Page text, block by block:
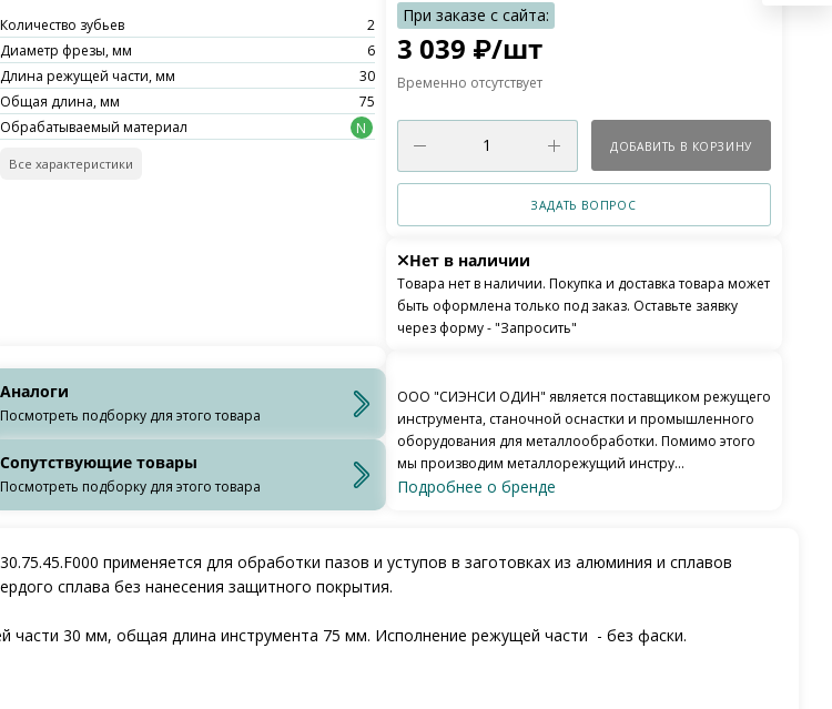
Количество зубьев
2
Диаметр фрезы, мм
6
Длина режущей части, мм
30
Общая длина, мм
75
Обрабатываемый материал
N
Все характеристики
Аналоги
Посмотреть подборку для этого товара
Сопутствующие товары
Посмотреть подборку для этого товара
3 039 ₽/шт
Временно отсутствует
ДОБАВИТЬ В КОРЗИНУ
ЗАДАТЬ ВОПРОС
Нет в наличии
Товара нет в наличии. Покупка и доставка товара может
быть оформлена только под заказ. Оставьте заявку
через форму - "Запросить"
ООО "СИЭНСИ ОДИН" является поставщиком режущего
инструмента, станочной оснастки и промышленного
оборудования для металлообработки. Помимо этого
мы производим металлорежущий инстру...
Подробнее о бренде
применяется для обработки пазов и уступов в заготовках из алюминия и сплавов
сплава без нанесения защитного покрытия.
части 30 мм, общая длина инструмента 75 мм. Исполнение режущей части - без фаски.